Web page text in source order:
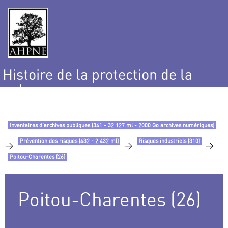
Histoire de la protection de la
nature
Inventaires d’archives publiques (341 - 32 127 ml - 2000 Go archives numériques)
> Prévention des risques (432 - 2 432 ml) > Risques industriels (310) >
Poitou-Charentes (26)
Poitou-Charentes (26)